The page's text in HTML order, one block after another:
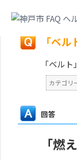
戻る
「ベ
「ベル
カテゴリ
回答
「燃